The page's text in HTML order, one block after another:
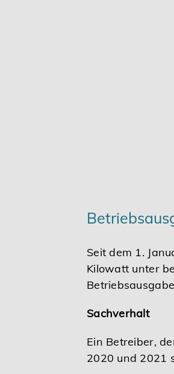
Seit dem 1.
Kilowatt unter
Sachverhalt
Ein Betreiber,
2020 und 2021